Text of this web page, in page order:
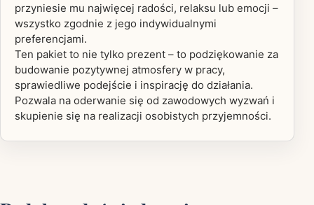
przyniesie mu najwięcej radości, relaksu lub emocji –
wszystko zgodnie z jego indywidualnymi
preferencjami.
Ten pakiet to nie tylko prezent – to podziękowanie za
budowanie pozytywnej atmosfery w pracy,
sprawiedliwe podejście i inspirację do działania.
Pozwala na oderwanie się od zawodowych wyzwań i
skupienie się na realizacji osobistych przyjemności.